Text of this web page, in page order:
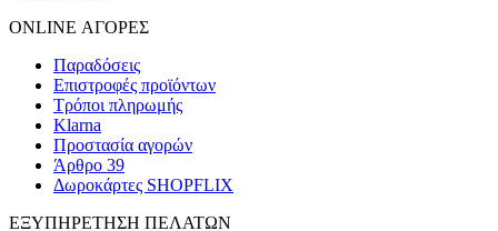
ONLINE ΑΓΟΡΕΣ
Παραδόσεις
Επιστροφές προϊόντων
Τρόποι πληρωμής
Klarna
Προστασία αγορών
Άρθρο 39
Δωροκάρτες SHOPFLIX
ΕΞΥΠΗΡΕΤΗΣΗ ΠΕΛΑΤΩΝ